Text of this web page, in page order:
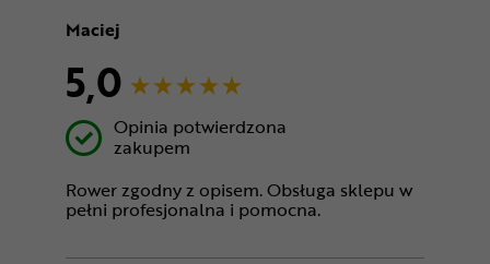
Maciej
5,0
Opinia potwierdzona
zakupem
Rower zgodny z opisem. Obsługa sklepu w
pełni profesjonalna i pomocna.